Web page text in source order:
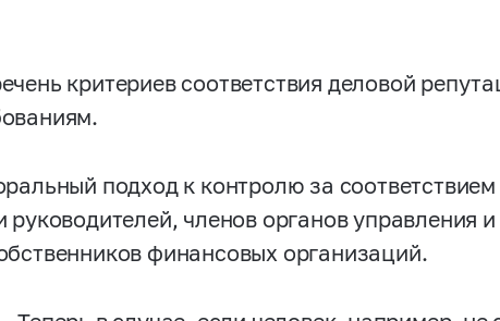
критериев соответствия деловой
подход к контролю за
руководителей, членов органов управления
финансовых организаций.